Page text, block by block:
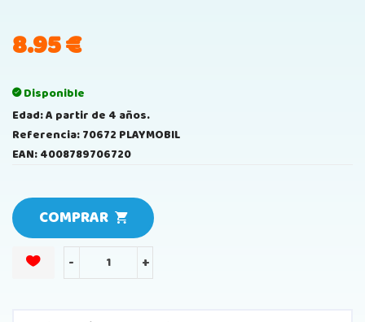
8.95€
Disponible
Edad: A partir de 4 años.
Referencia: 70672 PLAYMOBIL
EAN: 4008789706720
COMPRAR
- +